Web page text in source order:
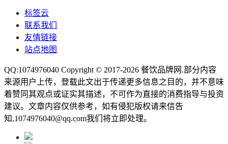
标签云
联系我们
友情链接
站点地图
QQ:1074976040 Copyright © 2017-2026 餐饮品牌网 .部分内容
来源用户上传，登载此文出于传递更多信息之目的，并不意味
着赞同其观点或证实其描述，不可作为直接的消费指导与投资
建议。文章内容仅供参考，如有侵犯版权请来信告
知,1074976040@qq.com我们将立即处理。